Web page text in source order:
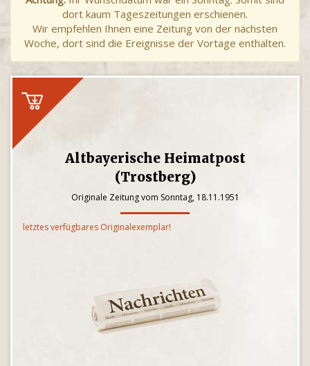
dort kaum Tageszeitungen erschienen.
Wir empfehlen Ihnen eine Zeitung von der nächsten
Woche, dort sind die Ereignisse der Vortage enthalten.
Altbayerische Heimatpost
(Trostberg)
Originale Zeitung vom Sonntag, 18.11.1951
letztes verfügbares Originalexemplar!